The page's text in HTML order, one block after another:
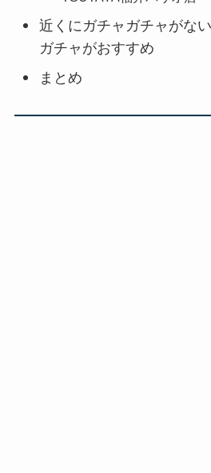
近くにガチャガチャがな
ガチャがおすすめ
まとめ